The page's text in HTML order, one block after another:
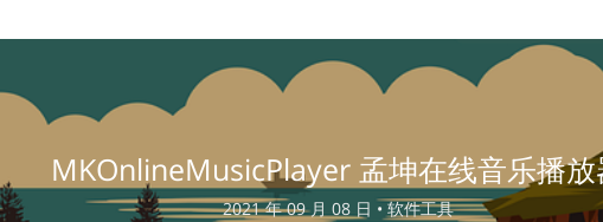
MKOnlineMusicPlayer 孟坤在线音乐播放
2021 年 09 月 08 日 •软件工具